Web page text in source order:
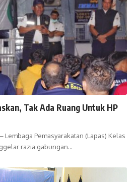
Tak Ada Ruang Untuk HP
Lembaga Pemasyarakatan (Lapas) Kelas
razia gabungan…